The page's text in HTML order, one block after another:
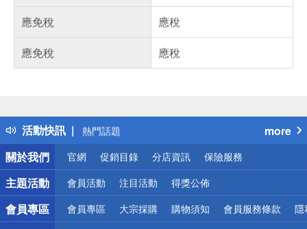
應免稅
應稅
應免稅
應稅
活動快訊
得獎公告
熱門話題
銀行優惠
偏遠地區配送
詐騙網頁！請小心！
more
關於我們
官網 促銷目錄 分店資訊 保險服務
主題活動 會員活動 注目活動 得獎公佈
會員專區 會員專區 大宗採購 購物須知 會員服務條款 隱